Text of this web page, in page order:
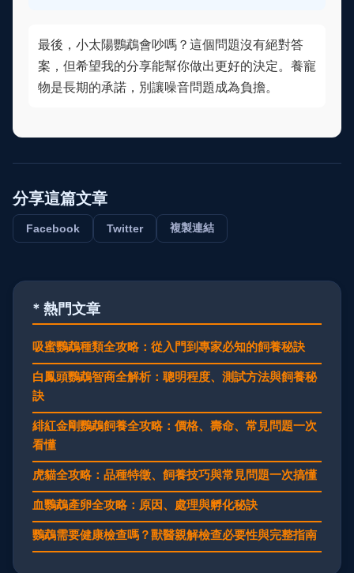
最後，小太陽鸚鵡會吵嗎？這個問題沒有絕對答
案，但希望我的分享能幫你做出更好的決定。養寵
物是長期的承諾，別讓噪音問題成為負擔。
分享這篇文章
Facebook Twitter 複製連結
* 熱門文章
吸蜜鸚鵡種類全攻略：從入門到專家必知的飼養秘訣
白鳳頭鸚鵡智商全解析：聰明程度、測試方法與飼養秘
訣
緋紅金剛鸚鵡飼養全攻略：價格、壽命、常見問題一次
看懂
虎貓全攻略：品種特徵、飼養技巧與常見問題一次搞懂
血鸚鵡產卵全攻略：原因、處理與孵化秘訣
鸚鵡需要健康檢查嗎？獸醫親解檢查必要性與完整指南